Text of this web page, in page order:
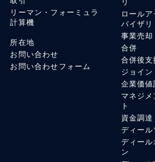
リーマン・フォーミュラ
計算機
所在地
お問い合わせ
お問い合わせフォーム
ロール
バイザリ
事業売却
合併
合併後支
ジョイ
企業価値
マネジ
ト
資金調達
ディー
ディー
ン